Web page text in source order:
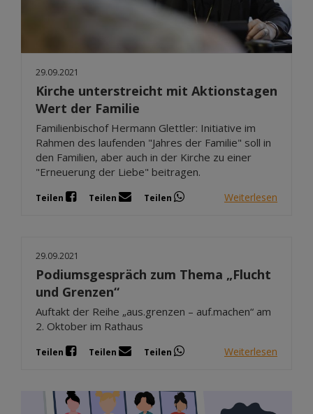
29.09.2021
Kirche unterstreicht mit Aktionstagen
Wert der Familie
Familienbischof Hermann Glettler: Initiative im
Rahmen des laufenden "Jahres der Familie" soll in
den Familien, aber auch in der Kirche zu einer
"Erneuerung der Liebe" beitragen.
Teilen Teilen Teilen Weiterlesen
29.09.2021
Podiumsgespräch zum Thema „Flucht
und Grenzen“
Auftakt der Reihe „aus.grenzen – auf.machen“ am
2. Oktober im Rathaus
Teilen Teilen Teilen Weiterlesen